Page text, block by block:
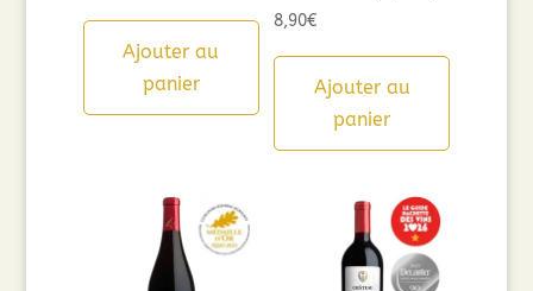
Ajouter au
panier
8,90€
Ajouter au
panier